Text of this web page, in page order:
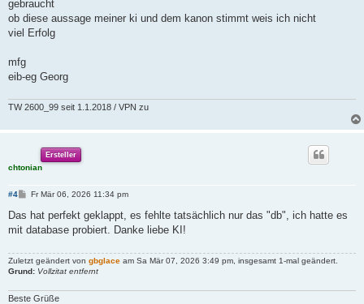
gebraucht
ob diese aussage meiner ki und dem kanon stimmt weis ich nicht
viel Erfolg
mfg
eib-eg Georg
TW 2600_99 seit 1.1.2018 / VPN zu
Ersteller
chtonian
#4
B
r
g
Fr Mär 06, 2026 11:34 pm
Das hat perfekt geklappt, es fehlte tatsächlich nur das "db", ich hatte es
mit database probiert. Danke liebe KI!
Zuletzt geändert von gbglace am Sa Mär 07, 2026 3:49 pm, insgesamt 1-mal geändert.
Grund: Vollzitat entfernt
Beste Grüße